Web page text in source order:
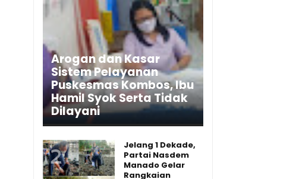
Arogan dan Kasar
Sistem Pelayanan
Puskesmas Kombos, Ibu
Hamil Syok Serta Tidak
Dilayani
Jelang 1 Dekade,
Partai Nasdem
Manado Gelar
Rangkaian